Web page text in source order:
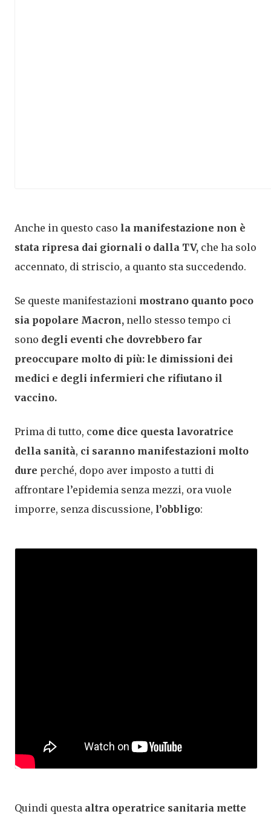
Anche in questo caso la manifestazione non è
stata ripresa dai giornali o dalla TV, che ha solo
accennato, di striscio, a quanto sta succedendo.
Se queste manifestazioni mostrano quanto poco
sia popolare Macron, nello stesso tempo ci
sono degli eventi che dovrebbero far
preoccupare molto di più: le dimissioni dei
medici e degli infermieri che rifiutano il
vaccino.
Prima di tutto, come dice questa lavoratrice
della sanità, ci saranno manifestazioni molto
dure perché, dopo aver imposto a tutti di
affrontare l’epidemia senza mezzi, ora vuole
imporre, senza discussione, l’obbligo:
Quindi questa altra operatrice sanitaria mette